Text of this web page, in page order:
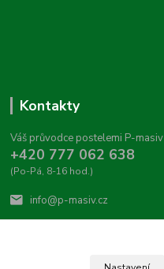
Kontakty
Váš průvodce postelemi P-masiv
+420 777 062 638
(Po-Pá, 8-16 hod.)
info@p-masiv.cz